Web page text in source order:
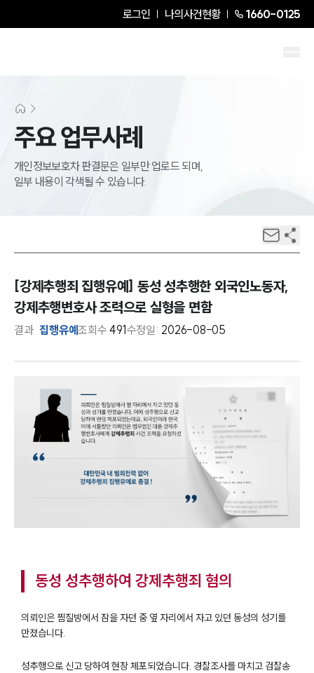
로그인 나의사건현황 1660-0125
주요 업무사례
개인정보보호차 판결문은 일부만 업로드 되며,
일부 내용이 각색될 수 있습니다.
[강제추행죄 집행유예] 동성 성추행한 외국인노동자,
강제추행변호사 조력으로 실형을 면함
결과 집행유예조회수491수정일: 2026-08-05
동성 성추행하여 강제추행죄 혐의
의뢰인은 찜질방에서 잠을 자던 중 옆 자리에서 자고 있던 동성의 성기를
만졌습니다.
성추행으로 신고 당하여 현장 체포되었습니다. 경찰조사를 마치고 검찰송